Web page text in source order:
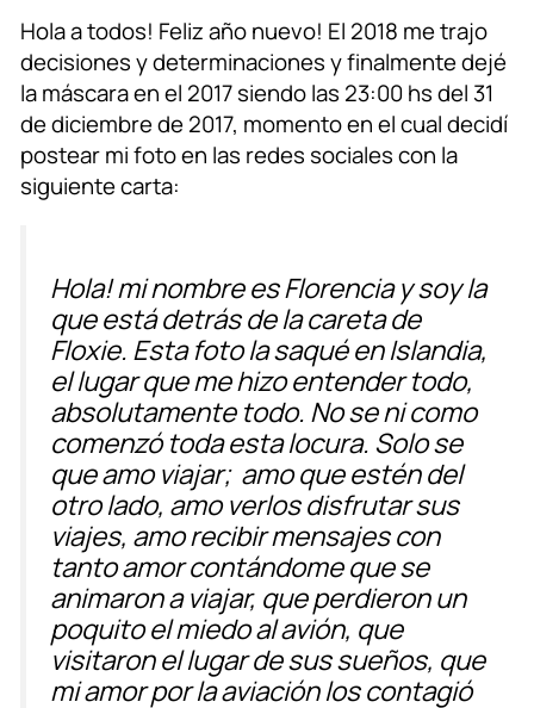
Hola a todos! Feliz año nuevo! El 2018 me trajo
decisiones y determinaciones y finalmente dejé
la máscara en el 2017 siendo las 23:00 hs del 31
de diciembre de 2017, momento en el cual decidí
postear mi foto en las redes sociales con la
siguiente carta:
Hola! mi nombre es Florencia y soy la
que está detrás de la careta de
Floxie. Esta foto la saqué en Islandia,
el lugar que me hizo entender todo,
absolutamente todo. No se ni como
comenzó toda esta locura. Solo se
que amo viajar; amo que estén del
otro lado, amo verlos disfrutar sus
viajes, amo recibir mensajes con
tanto amor contándome que se
animaron a viajar, que perdieron un
poquito el miedo al avión, que
visitaron el lugar de sus sueños, que
mi amor por la aviación los contagió